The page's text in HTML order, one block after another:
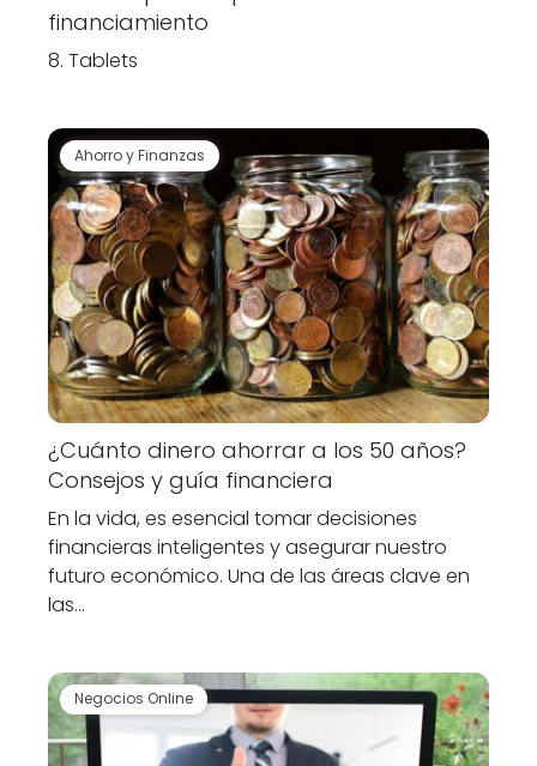
financiamiento
8. Tablets
Ahorro y Finanzas
¿Cuánto dinero ahorrar a los 50 años?
Consejos y guía financiera
En la vida, es esencial tomar decisiones
financieras inteligentes y asegurar nuestro
futuro económico. Una de las áreas clave en
las…
Negocios Online